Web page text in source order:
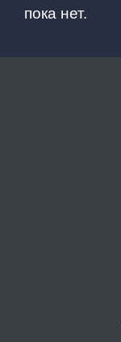
пока нет.